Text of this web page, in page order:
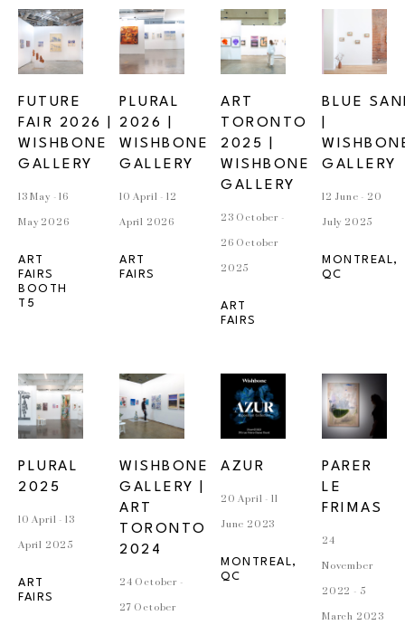
FUTURE
FAIR 2026 |
WISHBONE
GALLERY
13 May - 16
May 2026
ART
FAIRS
BOOTH
T5
PLURAL
2026 |
WISHBONE
GALLERY
10 April - 12
April 2026
ART
FAIRS
ART
TORONTO
2025 |
WISHBONE
GALLERY
23 October -
26 October
2025
ART
FAIRS
BLUE
GALLERY
12 June - 20
July 2025
MONTREAL,
QC
PLURAL
2025
10 April - 13
April 2025
ART
FAIRS
WISHBONE
GALLERY |
ART
TORONTO
2024
24 October -
27 October
AZUR
20 April - 11
June 2023
MONTREAL,
QC
PARER
LE
FRIMAS
24
November
2022 - 5
March 2023